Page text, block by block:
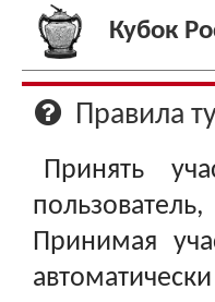
Кубок
Правила
Принять
Принимая